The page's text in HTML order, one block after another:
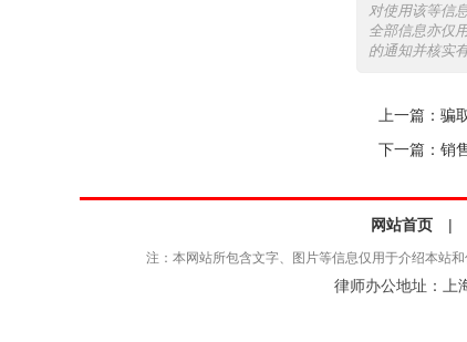
对使用该等信
全部信息亦仅
的通知并核实
上一篇： 骗
下一篇： 销
网站首页 |
注：本网站所包含文字、图片等信息仅用于介绍本站
律师办公地址：上